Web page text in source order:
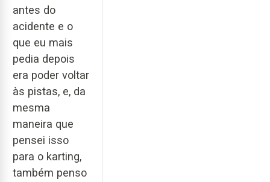
antes do
acidente e o
que eu mais
pedia depois
era poder voltar
às pistas, e, da
mesma
maneira que
pensei isso
para o karting,
também penso